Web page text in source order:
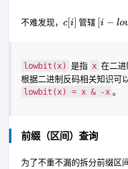
不难发现， c[i]
c[ i 管辖 [i -
i − lo
lowbit(x) 是指 x 在二
根据二进制反码相关知识可
lowbit(x) = x & -x 。
前缀（区间）查询
为了不重不漏的拆分前缀区